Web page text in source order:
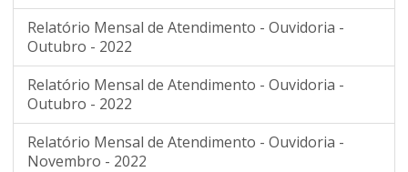
Relatório Mensal de Atendimento - Ouvidoria -
Outubro - 2022
Relatório Mensal de Atendimento - Ouvidoria -
Outubro - 2022
Relatório Mensal de Atendimento - Ouvidoria -
Novembro - 2022